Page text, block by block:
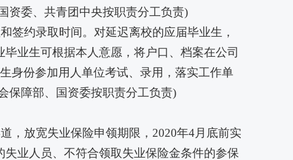
资委、共青团中央按职责分工负责)
签约录取时间。对延迟离校的应届毕业生，
业生可根据本人意愿，将户口、档案在公司
身份参加用人单位考试、录用，落实工作单
保障部、国资委按职责分工负责)
，放宽失业保险申领期限，2020年4月底前实
业人员、不符合领取失业保险金条件的参保